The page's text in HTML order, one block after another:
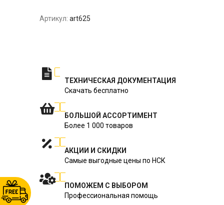
Артикул: art625
ТЕХНИЧЕСКАЯ ДОКУМЕНТАЦИЯ
Скачать бесплатно
БОЛЬШОЙ АССОРТИМЕНТ
Более 1 000 товаров
АКЦИИ И СКИДКИ
Самые выгодные цены по НСК
ПОМОЖЕМ С ВЫБОРОМ
Профессиональная помощь